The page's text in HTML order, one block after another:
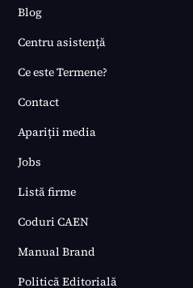
Blog
Centru asistență
Ce este Termene?
Contact
Apariții media
Jobs
Listă firme
Coduri CAEN
Manual Brand
Politică Editorială